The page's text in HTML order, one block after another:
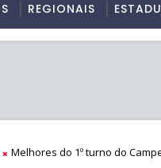
REGIONAIS
Melhores do 1º turno do